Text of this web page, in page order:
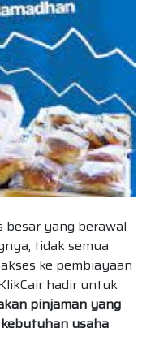
besar yang berawal
tidak semua
ke pembiayaan
hadir untuk
pinjaman yang
usaha